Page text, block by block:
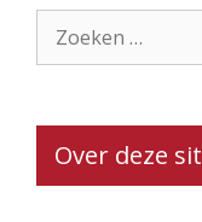
naar:
Over deze